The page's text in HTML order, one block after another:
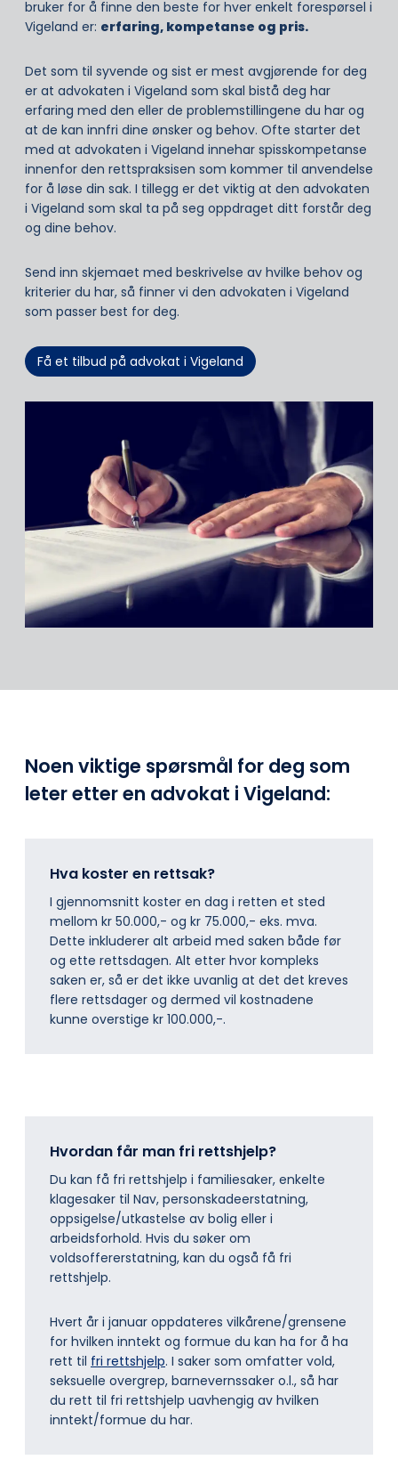
bruker for å finne den beste for hver enkelt forespørsel i
Vigeland er: erfaring, kompetanse og pris.
Det som til syvende og sist er mest avgjørende for deg
er at advokaten i Vigeland som skal bistå deg har
erfaring med den eller de problemstillingene du har og
at de kan innfri dine ønsker og behov. Ofte starter det
med at advokaten i Vigeland innehar spisskompetanse
innenfor den rettspraksisen som kommer til anvendelse
for å løse din sak. I tillegg er det viktig at den advokaten
i Vigeland som skal ta på seg oppdraget ditt forstår deg
og dine behov.
Send inn skjemaet med beskrivelse av hvilke behov og
kriterier du har, så finner vi den advokaten i Vigeland
som passer best for deg.
Få et tilbud på advokat i Vigeland
Noen viktige spørsmål for deg som
leter etter en advokat i Vigeland:
Hva koster en rettsak?
I gjennomsnitt koster en dag i retten et sted
mellom kr 50.000,- og kr 75.000,- eks. mva.
Dette inkluderer alt arbeid med saken både før
og ette rettsdagen. Alt etter hvor kompleks
saken er, så er det ikke uvanlig at det det kreves
flere rettsdager og dermed vil kostnadene
kunne overstige kr 100.000,-.
Hvordan får man fri rettshjelp?
Du kan få fri rettshjelp i familiesaker, enkelte
klagesaker til Nav, personskadeerstatning,
oppsigelse/utkastelse av bolig eller i
arbeidsforhold. Hvis du søker om
voldsoffererstatning, kan du også få fri
rettshjelp.
Hvert år i januar oppdateres vilkårene/grensene
for hvilken inntekt og formue du kan ha for å ha
rett til fri rettshjelp. I saker som omfatter vold,
seksuelle overgrep, barnevernssaker o.l., så har
du rett til fri rettshjelp uavhengig av hvilken
inntekt/formue du har.